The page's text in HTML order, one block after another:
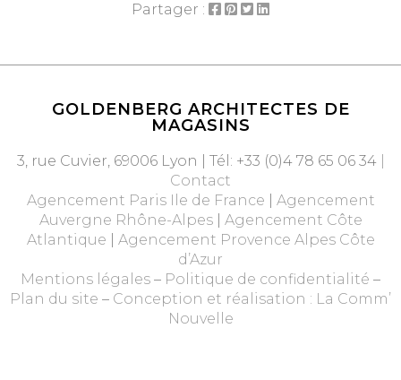
Partager :
GOLDENBERG ARCHITECTES DE
MAGASINS
3, rue Cuvier, 69006 Lyon | Tél: +33 (0)4 78 65 06 34|
Contact
Agencement Paris Ile de France
Agencement
Auvergne Rhône-Alpes| Agencement Côte
Atlantique
Agencement Provence Alpes Côte
d’Azur
Mentions légales – Politique de confidentialité –
Plan du site – Conception et réalisation : La Comm’
Nouvelle